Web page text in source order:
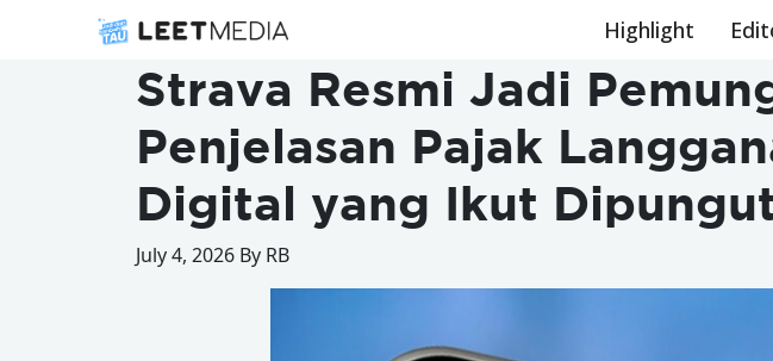
Highlight
Strava Resmi Jadi
Penjelasan Pajak
Digital yang Ikut
July 4, 2026 By RB